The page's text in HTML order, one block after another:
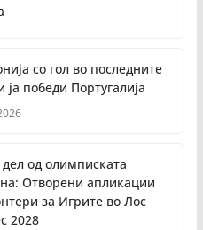
со гол во последните
ја победи Португалија
од олимписката
Отворени апликации
за Игрите во Лос
2028